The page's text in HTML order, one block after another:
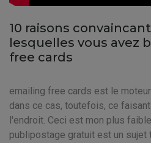
10 raisons
lesquelles vous avez
free cards
emailing free cards est le
dans ce cas, toutefois, ce
l'endroit. Ceci est mon plus
publipostage gratuit est un